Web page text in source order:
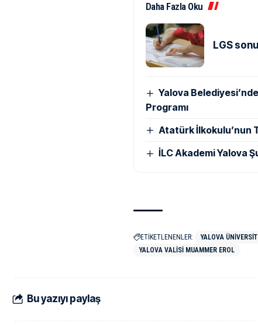
Daha Fazla Oku
LGS
Yalova
Programı
Atatürk İlkokulu’nun
İLC Akademi Yalova
ETİKETLENENLER: YALOVA
YALOVA VALISI MUAMMER EROL
Bu yazıyı paylaş